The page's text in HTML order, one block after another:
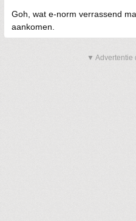
Goh, wat e-norm verrassend
aankomen.
▼ Advertentie